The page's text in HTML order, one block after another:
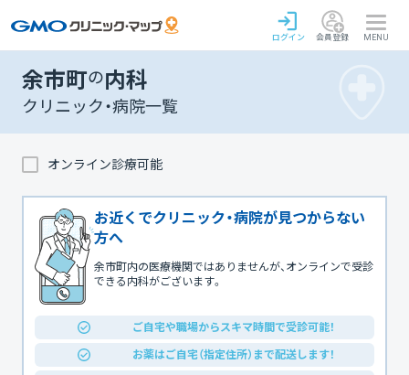
ログイン 会員登録 MENU
余市町の内科
クリニック・病院一覧
オンライン診療可能
お近くでクリニック・病院が見つからない
方へ
余市町内の医療機関ではありませんが、オンラインで受診
できる内科がございます。
ご自宅や職場からスキマ時間で受診可能！
お薬はご自宅（指定住所）まで配送します！